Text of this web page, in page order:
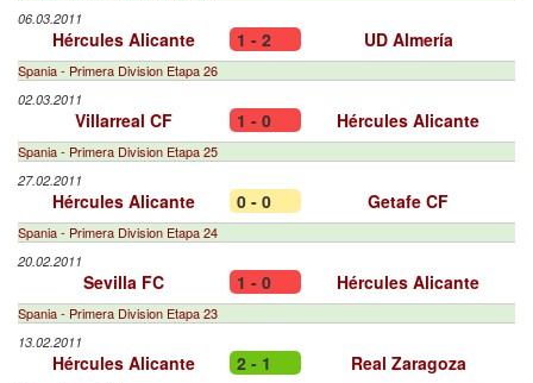
06.03.2011
Hércules Alicante 1 - 2 UD Almería
Spania - Primera Division Etapa 26
02.03.2011
Villarreal CF 1 - 0 Hércules Alicante
Spania - Primera Division Etapa 25
27.02.2011
Hércules Alicante 0 - 0 Getafe CF
Spania - Primera Division Etapa 24
20.02.2011
Sevilla FC 1 - 0 Hércules Alicante
Spania - Primera Division Etapa 23
13.02.2011
Hércules Alicante 2 - 1 Real Zaragoza